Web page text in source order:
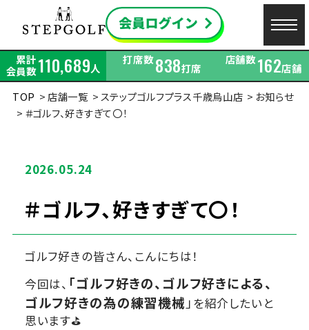
累計
会員数110,689人
打席数838打席
店舗数162店舗
TOP
店舗一覧 ステップゴルフプラス千歳烏山店
お知らせ
＃ゴルフ、好きすぎて〇！
2026.05.24
＃ゴルフ、好きすぎて〇！
ゴルフ好きの皆さん、こんにちは！
今回は、 「ゴルフ好きの、ゴルフ好きによる、
ゴルフ好きの為の練習機械 」 を紹介したいと
思います⛳